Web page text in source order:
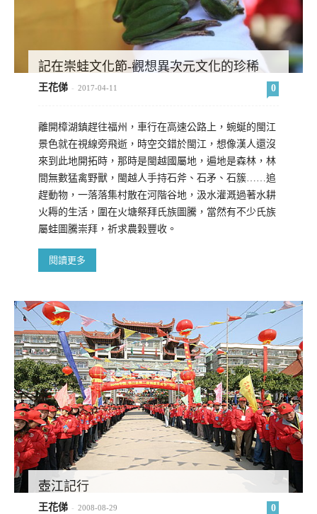
記在崇蛙文化節-觀想異次元文化的珍稀
王花俤 - 2017-04-11 0
離開樟湖鎮趕往福州，車行在高速公路上，蜿蜒的閩江
景色就在視線旁飛逝，時空交錯於閩江，想像漢人還沒
來到此地開拓時，那時是閩越國屬地，遍地是森林，林
間無數猛禽野獸，閩越人手持石斧、石矛、石簇……追
趕動物，一落落集村散在河階谷地，汲水灌溉過著水耕
火耨的生活，圍在火塘祭拜氏族圖騰，當然有不少氏族
屬蛙圖騰崇拜，祈求農穀豐收。
閱讀更多
壺江記行
王花俤 - 2008-08-29 0